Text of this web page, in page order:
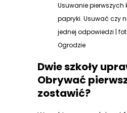
Usuwanie pierwszych
papryki. Usuwać czy
jednej odpowiedzi |
Ogrodzie
Dwie szkoły
Obrywać
zostawić?